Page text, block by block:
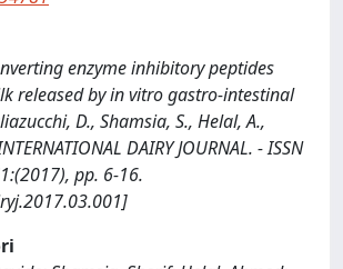
enzyme inhibitory peptides
released by in vitro gastro-intestinal
D., Shamsia, S., Helal, A.,
DAIRY JOURNAL. - ISSN
pp. 6-16.